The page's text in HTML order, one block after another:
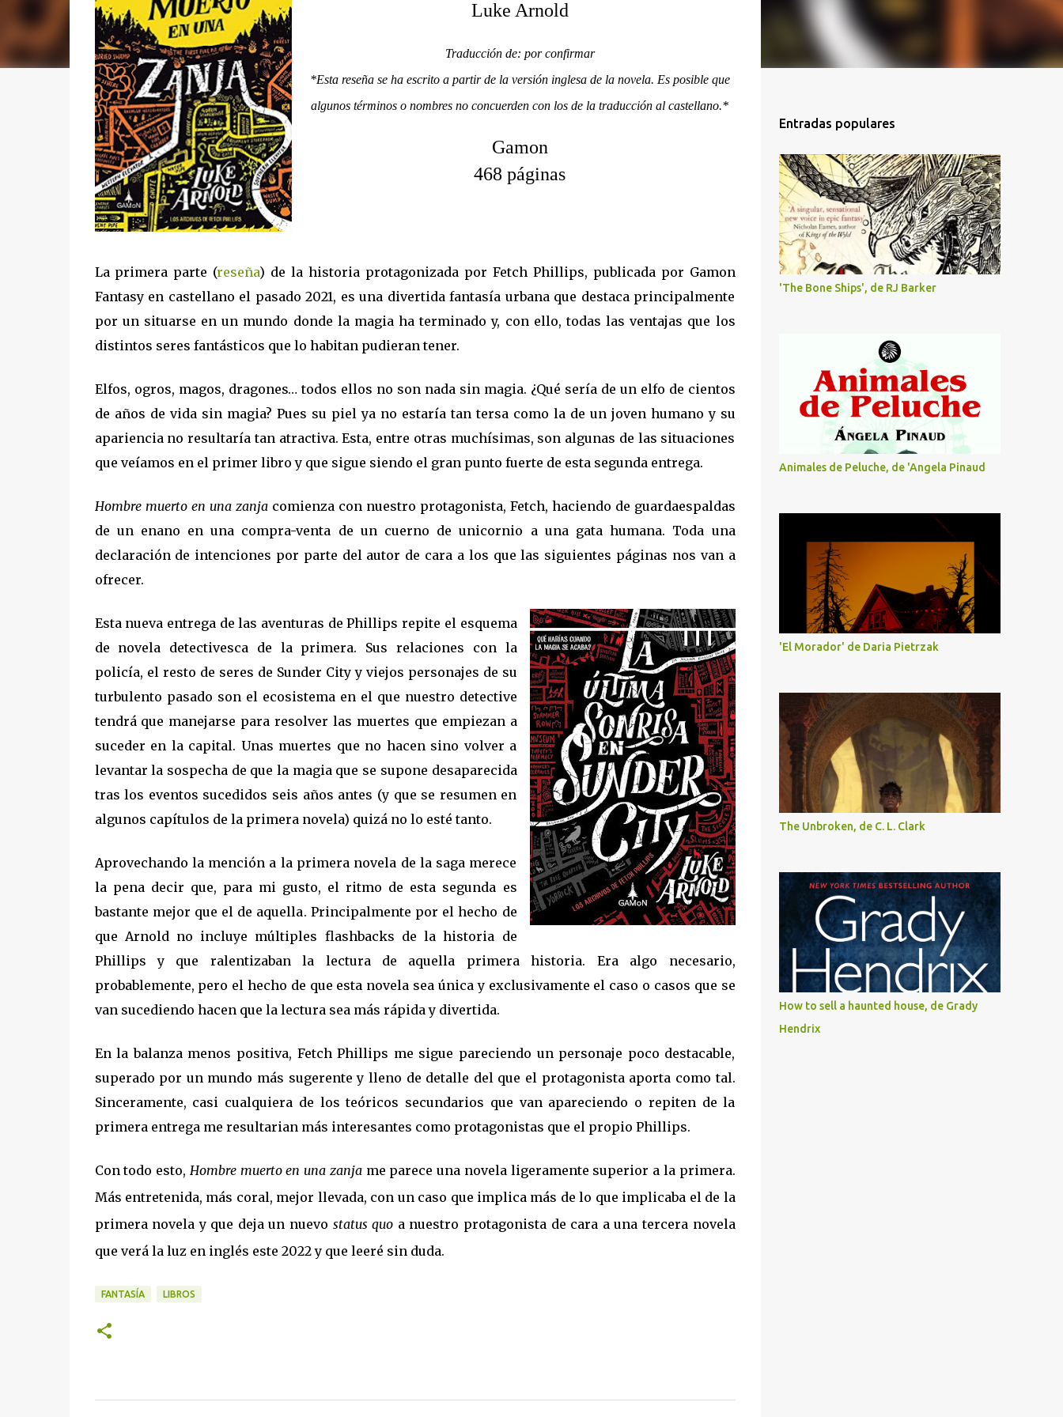
Luke Arnold
Traducción de: por confirmar
*Esta reseña se ha escrito a partir de la versión inglesa de la novela. Es posible que
algunos términos o nombres no concuerden con los de la traducción al castellano.*
Gamon
468 páginas
La primera parte (reseña) de la historia protagonizada por Fetch Phillips, publicada por Gamon
Fantasy en castellano el pasado 2021, es una divertida fantasía urbana que destaca principalmente
por un situarse en un mundo donde la magia ha terminado y, con ello, todas las ventajas que los
distintos seres fantásticos que lo habitan pudieran tener.
Elfos, ogros, magos, dragones… todos ellos no son nada sin magia. ¿Qué sería de un elfo de cientos
de años de vida sin magia? Pues su piel ya no estaría tan tersa como la de un joven humano y su
apariencia no resultaría tan atractiva. Esta, entre otras muchísimas, son algunas de las situaciones
que veíamos en el primer libro y que sigue siendo el gran punto fuerte de esta segunda entrega.
Hombre muerto en una zanjacomienza con nuestro protagonista, Fetch, haciendo de guardaespaldas
de un enano en una compra-venta de un cuerno de unicornio a una gata humana. Toda una
declaración de intenciones por parte del autor de cara a los que las siguientes páginas nos van a
ofrecer.
Esta nueva entrega de las aventuras de Phillips repite el esquema
de novela detectivesca de la primera. Sus relaciones con la
policía, el resto de seres de Sunder City y viejos personajes de su
turbulento pasado son el ecosistema en el que nuestro detective
tendrá que manejarse para resolver las muertes que empiezan a
suceder en la capital. Unas muertes que no hacen sino volver a
levantar la sospecha de que la magia que se supone desaparecida
tras los eventos sucedidos seis años antes (y que se resumen en
algunos capítulos de la primera novela) quizá no lo esté tanto.
Aprovechando la mención a la primera novela de la saga merece
la pena decir que, para mi gusto, el ritmo de esta segunda es
bastante mejor que el de aquella. Principalmente por el hecho de
que Arnold no incluye múltiples flashbacks de la historia de
Phillips y que ralentizaban la lectura de aquella primera historia. Era algo necesario,
probablemente, pero el hecho de que esta novela sea única y exclusivamente el caso o casos que se
van sucediendo hacen que la lectura sea más rápida y divertida.
En la balanza menos positiva, Fetch Phillips me sigue pareciendo un personaje poco destacable,
superado por un mundo más sugerente y lleno de detalle del que el protagonista aporta como tal.
Sinceramente, casi cualquiera de los teóricos secundarios que van apareciendo o repiten de la
primera entrega me resultarian más interesantes como protagonistas que el propio Phillips.
Con todo esto, Hombre muerto en una zanjame parece una novela ligeramente superior a la primera.
Más entretenida, más coral, mejor llevada, con un caso que implica más de lo que implicaba el de la
primera novela y que deja un nuevo status quo a nuestro protagonista de cara a una tercera novela
que verá la luz en inglés este 2022 y que leeré sin duda.
FANTASÍA LIBROS
Entradas populares
'The Bone Ships', de RJ Barker
Animales de Peluche, de 'Angela Pinaud
'El Morador' de Daria Pietrzak
The Unbroken, de C. L. Clark
How to sell a haunted house, de Grady
Hendrix